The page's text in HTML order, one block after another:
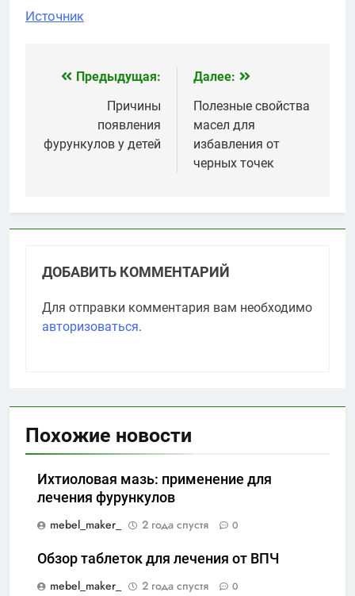
Источник
Навигация
записям
Предыдущая:
Причины
появления
фурункулов у детей
Далее:
Полезные свойства
масел для
избавления от
черных точек
ДОБАВИТЬ КОММЕНТАРИЙ
Для отправки комментария вам необходимо
авторизоваться.
Похожие новости
Ихтиоловая мазь: применение для
лечения фурункулов
mebel_maker_
2 года спустя 0
Обзор таблеток для лечения от ВПЧ
mebel_maker_
2 года спустя 0